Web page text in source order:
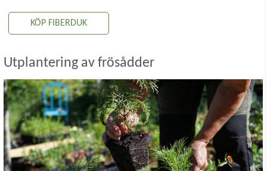
KÖP FIBERDUK
Utplantering av frösådder